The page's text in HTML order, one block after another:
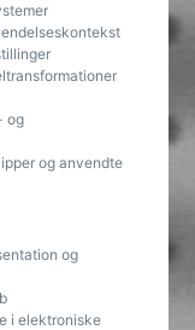
og
og anvendte
og
i elektroniske